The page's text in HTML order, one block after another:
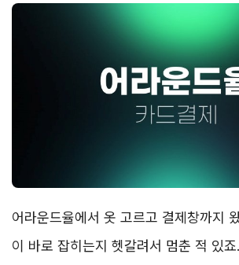
어라운드율에서 옷 고르고 결제창까지
이 바로 잡히는지 헷갈려서 멈춘 적 있